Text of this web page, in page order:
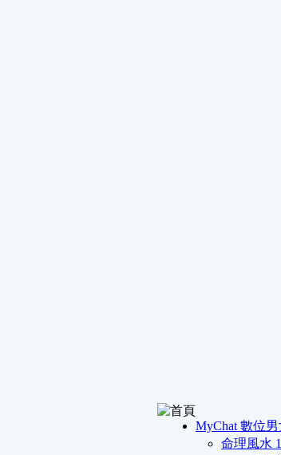
MyChat 數位
命理風水